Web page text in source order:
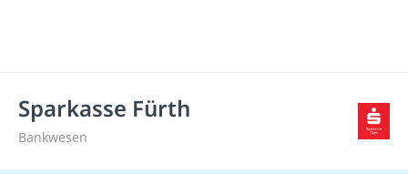
Sparkasse Fürth
Bankwesen